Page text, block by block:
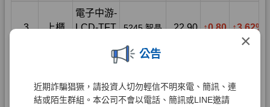
×
公告
近期詐騙猖獗，請投資人切勿輕信不明來電、簡訊、連
結或陌生群組。本公司不會以電話、簡訊或LINE邀請